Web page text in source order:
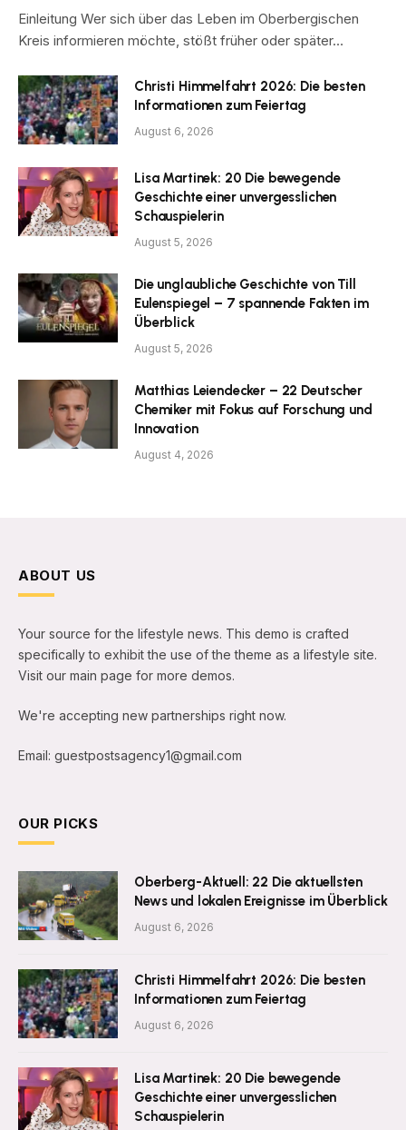
Einleitung Wer sich über das Leben im Oberbergischen
Kreis informieren möchte, stößt früher oder später…
Christi Himmelfahrt 2026: Die besten
Informationen zum Feiertag
August 6, 2026
Lisa Martinek: 20 Die bewegende
Geschichte einer unvergesslichen
Schauspielerin
August 5, 2026
Die unglaubliche Geschichte von Till
Eulenspiegel – 7 spannende Fakten im
Überblick
August 5, 2026
Matthias Leiendecker – 22 Deutscher
Chemiker mit Fokus auf Forschung und
Innovation
August 4, 2026
ABOUT US
Your source for the lifestyle news. This demo is crafted
specifically to exhibit the use of the theme as a lifestyle site.
Visit our main page for more demos.
We're accepting new partnerships right now.
Email: guestpostsagency1@gmail.com
OUR PICKS
Oberberg-Aktuell: 22 Die aktuellsten
News und lokalen Ereignisse im Überblick
August 6, 2026
Christi Himmelfahrt 2026: Die besten
Informationen zum Feiertag
August 6, 2026
Lisa Martinek: 20 Die bewegende
Geschichte einer unvergesslichen
Schauspielerin